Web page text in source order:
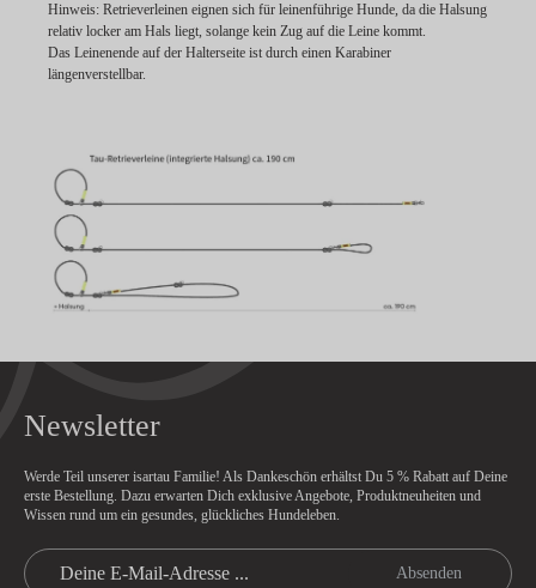
Hinweis: Retrieverleinen eignen sich für leinenführige Hunde, da die Halsung
relativ locker am Hals liegt, solange kein Zug auf die Leine kommt.
Das Leinenende auf der Halterseite ist durch einen Karabiner
längenverstellbar.
Newsletter
Werde Teil unserer isartau Familie! Als Dankeschön erhältst Du 5 % Rabatt auf Deine
erste Bestellung. Dazu erwarten Dich exklusive Angebote, Produktneuheiten und
Wissen rund um ein gesundes, glückliches Hundeleben.
Absenden